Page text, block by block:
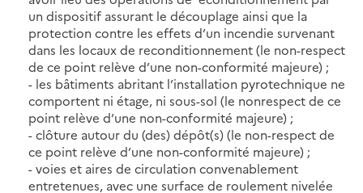
un dispositif assurant le découplage ainsi que la
protection contre les effets d’un incendie survenant
dans les locaux de reconditionnement (le non-respect
de ce point relève d’une non-conformité majeure) ;
- les bâtiments abritant l’installation pyrotechnique ne
comportent ni étage, ni sous-sol (le nonrespect de ce
point relève d’une non-conformité majeure) ;
- clôture autour du (des) dépôt(s) (le non-respect de
ce point relève d’une non-conformité majeure) ;
- voies et aires de circulation convenablement
entretenues, avec une surface de roulement nivelée